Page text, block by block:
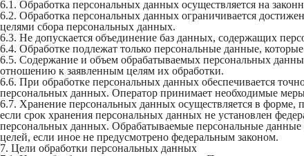
6.1. Обработка персональных данных осуществляется на
6.2. Обработка персональных данных ограничивается
целями сбора персональных данных.
6.3. Не допускается объединение баз данных, содержащих
6.4. Обработке подлежат только персональные данные,
6.5. Содержание и объем обрабатываемых персональных
отношению к заявленным целям их обработки.
6.6. При обработке персональных данных обеспечивается
персональных данных. Оператор принимает необходимые
6.7. Хранение персональных данных осуществляется в форме,
если срок хранения персональных данных не установлен
персональных данных. Обрабатываемые персональные
целей, если иное не предусмотрено федеральным законом.
7. Цели обработки персональных данных